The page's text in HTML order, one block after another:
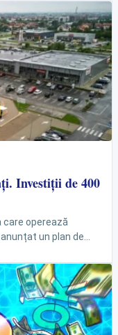
Investiții de 400
care operează
un plan de